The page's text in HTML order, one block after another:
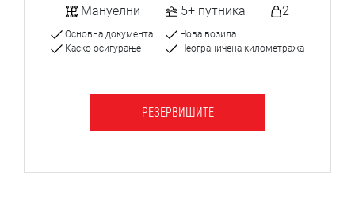
Мануелни 5+ путника 2
Основна документа
Каско осигурање
Нова возила
Неограничена километража
РЕЗЕРВИШИТЕ